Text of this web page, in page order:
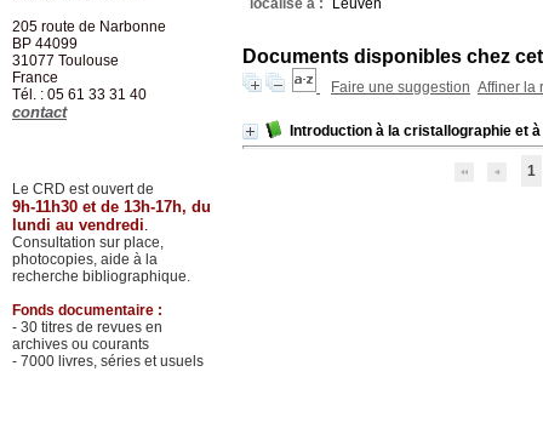
localisé à : Leuven
Documents disponibles chez
Faire une suggestion Affiner la
Introduction à la cristallographie et
1
205 route de Narbonne
BP 44099
31077 Toulouse
France
Tél. : 05 61 33 31 40
contact
Le CRD est ouvert de
9h-11h30 et de 13h-17h, du
lundi au vendredi.
Consultation sur place,
photocopies, aide à la
recherche bibliographique.
Fonds documentaire :
- 30 titres de revues en
archives ou courants
- 7000 livres, séries et usuels